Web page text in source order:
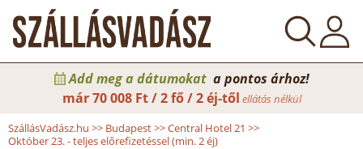
Add meg a dátumokat a pontos árhoz!
már70 008 Ft / 2 fő / 2 éj-től ellátás nélkül
SzállásVadász.hu >> Budapest>>Central Hotel 21 >>
Október 23. - teljes előrefizetéssel (min. 2 éj)